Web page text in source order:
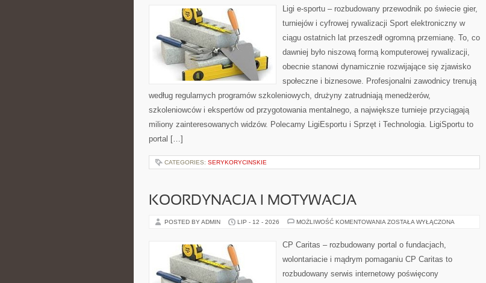
Ligi e-sportu – rozbudowany przewodnik po świecie gier,
turniejów i cyfrowej rywalizacji Sport elektroniczny w
ciągu ostatnich lat przeszedł ogromną przemianę. To, co
dawniej było niszową formą komputerowej rywalizacji,
obecnie stanowi dynamicznie rozwijające się zjawisko
społeczne i biznesowe. Profesjonalni zawodnicy trenują
według regularnych programów szkoleniowych, drużyny zatrudniają menedżerów,
szkoleniowców i ekspertów od przygotowania mentalnego, a największe turnieje przyciągają
miliony zainteresowanych widzów. Polecamy LigiEsportu i Sprzęt i Technologia. LigiSportu to
portal […]
CATEGORIES: SERYKORYCINSKIE
KOORDYNACJA I MOTYWACJA
POSTED BY ADMIN LIP - 12 - 2026 MOŻLIWOŚĆ KOMENTOWANIA KOORDYNACJA
ZOSTAŁA WYŁĄCZONA
CP Caritas – rozbudowany portal o fundacjach,
wolontariacie i mądrym pomaganiu CP Caritas to
rozbudowany serwis internetowy poświęcony